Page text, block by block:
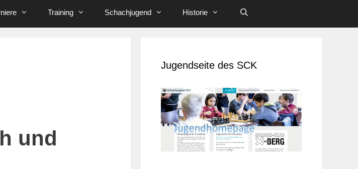
Training Schachjugend Historie
und
Jugendseite des SCK